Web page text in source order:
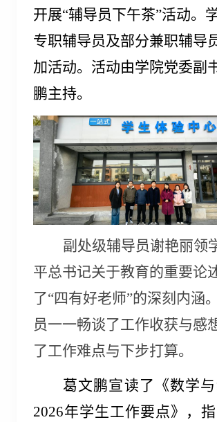
开展“辅导员下午茶”活动。
专职辅导员及部分兼职辅导
加活动。活动由学院党委副
鹏主持。
副处级辅导员谢艳丽领
平总书记关于教育的重要论
了“四有好老师”的深刻内涵
员一一畅谈了工作收获与感
了工作难点与下步打算。
葛文鹏宣读了《数学
2026年学生工作要点》，